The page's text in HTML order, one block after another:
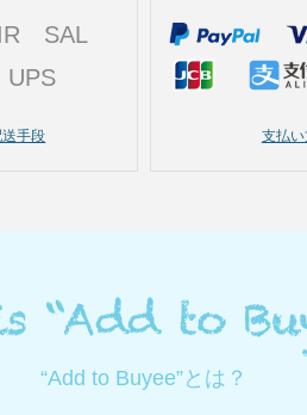
SAL
UPS
送手段 支払
“Add to Buyee”とは？